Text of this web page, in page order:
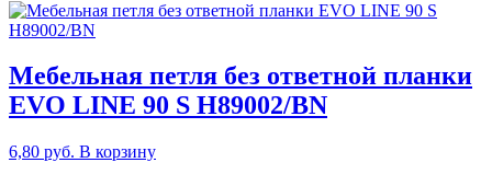
Мебельная петля без ответной планки
EVO LINE 90 S H89002/BN
6,80 руб. В корзину